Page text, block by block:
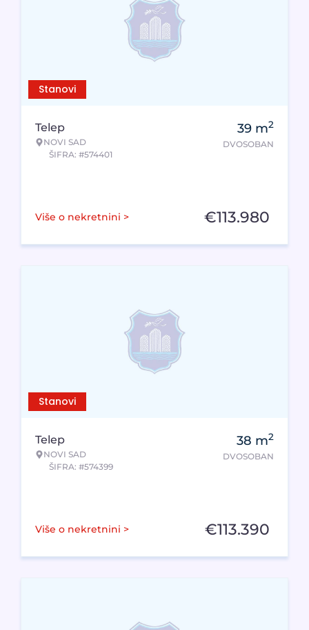
Stanovi
Telep
NOVI SAD
ŠIFRA: #574401
39 m2
DVOSOBAN
Više o nekretnini > €113.980
Stanovi
Telep
NOVI SAD
ŠIFRA: #574399
38 m2
DVOSOBAN
Više o nekretnini > €113.390